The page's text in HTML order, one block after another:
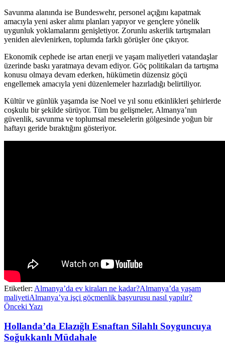
Savunma alanında ise Bundeswehr, personel açığını kapatmak
amacıyla yeni asker alımı planları yapıyor ve gençlere yönelik
uygunluk yoklamalarını genişletiyor. Zorunlu askerlik tartışmaları
yeniden alevlenirken, toplumda farklı görüşler öne çıkıyor.
Ekonomik cephede ise artan enerji ve yaşam maliyetleri vatandaşlar
üzerinde baskı yaratmaya devam ediyor. Göç politikaları da tartışma
konusu olmaya devam ederken, hükümetin düzensiz göçü
engellemek amacıyla yeni düzenlemeler hazırladığı belirtiliyor.
Kültür ve günlük yaşamda ise Noel ve yıl sonu etkinlikleri şehirlerde
coşkulu bir şekilde sürüyor. Tüm bu gelişmeler, Almanya’nın
güvenlik, savunma ve toplumsal meselelerin gölgesinde yoğun bir
haftayı geride bıraktığını gösteriyor.
Etiketler: Almanya’da ev kiraları ne kadar?Almanya’da yaşam
maliyetiAlmanya’ya işçi göçmenlik başvurusu nasıl yapılır?
Önceki Yazı
Hollanda’da Elazığlı Esnaftan Silahlı Soyguncuya
Soğukkanlı Müdahale